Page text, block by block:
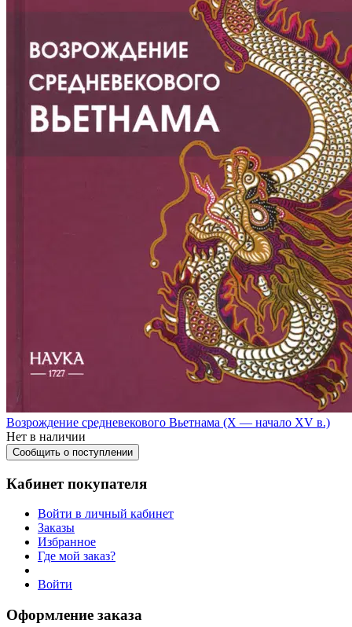
Возрождение средневекового Вьетнама (X — начало XV в.)
Нет в наличии
Сообщить о поступлении
Кабинет покупателя
Войти в личный кабинет
Заказы
Избранное
Где мой заказ?
Войти
Оформление заказа